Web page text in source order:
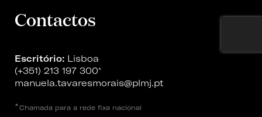
Contactos
Escritório: Lisboa
(+351) 213 197 300*
manuela.tavaresmorais@plmj.pt
* Chamada para a rede fixa nacional